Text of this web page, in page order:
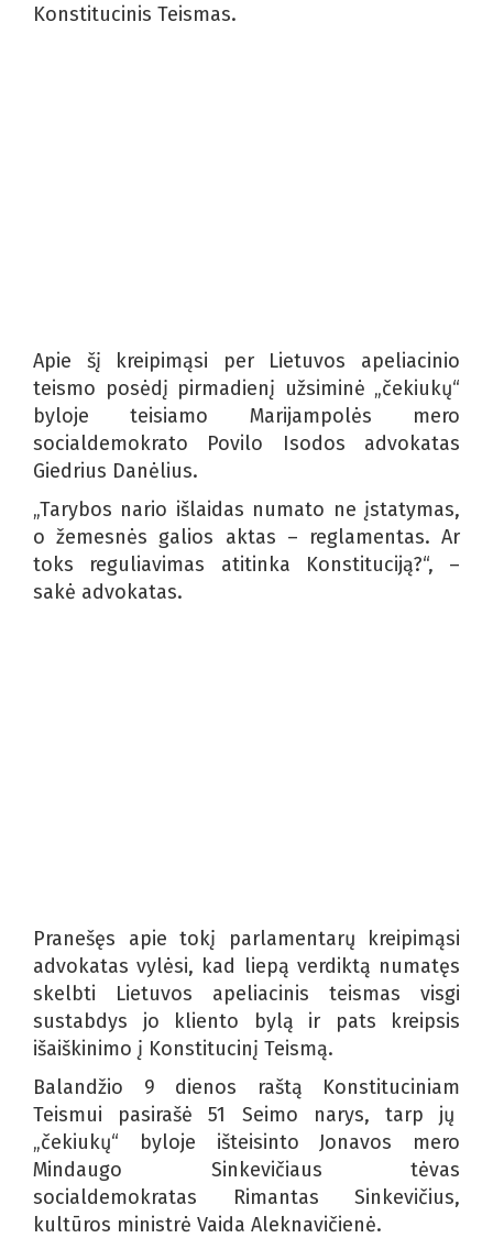
Konstitucinis Teismas.
Apie šį kreipimąsi per Lietuvos apeliacinio
teismo posėdį pirmadienį užsiminė „čekiukų“
byloje teisiamo Marijampolės mero
socialdemokrato Povilo Isodos advokatas
Giedrius Danėlius.
„Tarybos nario išlaidas numato ne įstatymas,
o žemesnės galios aktas – reglamentas. Ar
toks reguliavimas atitinka Konstituciją?“, –
sakė advokatas.
Pranešęs apie tokį parlamentarų kreipimąsi
advokatas vylėsi, kad liepą verdiktą numatęs
skelbti Lietuvos apeliacinis teismas visgi
sustabdys jo kliento bylą ir pats kreipsis
išaiškinimo į Konstitucinį Teismą.
Balandžio 9 dienos raštą Konstituciniam
Teismui pasirašė 51 Seimo narys, tarp jų
„čekiukų“ byloje išteisinto Jonavos mero
Mindaugo Sinkevičiaus tėvas
socialdemokratas Rimantas Sinkevičius,
kultūros ministrė Vaida Aleknavičienė.